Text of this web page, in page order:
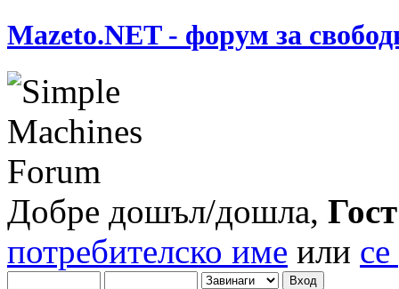
Mazeto.NET - форум за
Добре дошъл/дошла, Гост
потребителско име или